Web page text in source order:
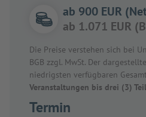
ab 900 EUR
ab 1.071 EUR
Die Preise verstehen sich bei
BGB zzgl. MwSt. Der
niedrigsten verfügbaren
Veranstaltungen bis drei (3)
Termin